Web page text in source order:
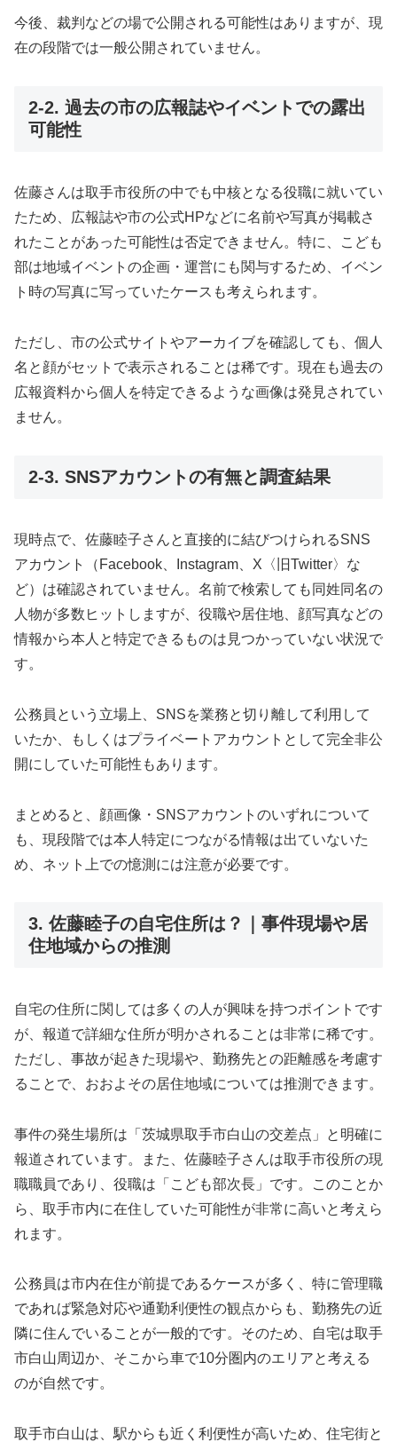
今後、裁判などの場で公開される可能性はありますが、現
在の段階では一般公開されていません。
2-2. 過去の市の広報誌やイベントでの露出
可能性
佐藤さんは取手市役所の中でも中核となる役職に就いてい
たため、広報誌や市の公式HPなどに名前や写真が掲載さ
れたことがあった可能性は否定できません。特に、こども
部は地域イベントの企画・運営にも関与するため、イベン
ト時の写真に写っていたケースも考えられます。
ただし、市の公式サイトやアーカイブを確認しても、個人
名と顔がセットで表示されることは稀です。現在も過去の
広報資料から個人を特定できるような画像は発見されてい
ません。
2-3. SNSアカウントの有無と調査結果
現時点で、佐藤睦子さんと直接的に結びつけられるSNS
アカウント（Facebook、Instagram、X〈旧Twitter〉な
ど）は確認されていません。名前で検索しても同姓同名の
人物が多数ヒットしますが、役職や居住地、顔写真などの
情報から本人と特定できるものは見つかっていない状況で
す。
公務員という立場上、SNSを業務と切り離して利用して
いたか、もしくはプライベートアカウントとして完全非公
開にしていた可能性もあります。
まとめると、顔画像・SNSアカウントのいずれについて
も、現段階では本人特定につながる情報は出ていないた
め、ネット上での憶測には注意が必要です。
3. 佐藤睦子の自宅住所は？｜事件現場や居
住地域からの推測
自宅の住所に関しては多くの人が興味を持つポイントです
が、報道で詳細な住所が明かされることは非常に稀です。
ただし、事故が起きた現場や、勤務先との距離感を考慮す
ることで、おおよその居住地域については推測できます。
事件の発生場所は「茨城県取手市白山の交差点」と明確に
報道されています。また、佐藤睦子さんは取手市役所の現
職職員であり、役職は「こども部次長」です。このことか
ら、取手市内に在住していた可能性が非常に高いと考えら
れます。
公務員は市内在住が前提であるケースが多く、特に管理職
であれば緊急対応や通勤利便性の観点からも、勤務先の近
隣に住んでいることが一般的です。そのため、自宅は取手
市白山周辺か、そこから車で10分圏内のエリアと考える
のが自然です。
取手市白山は、駅からも近く利便性が高いため、住宅街と